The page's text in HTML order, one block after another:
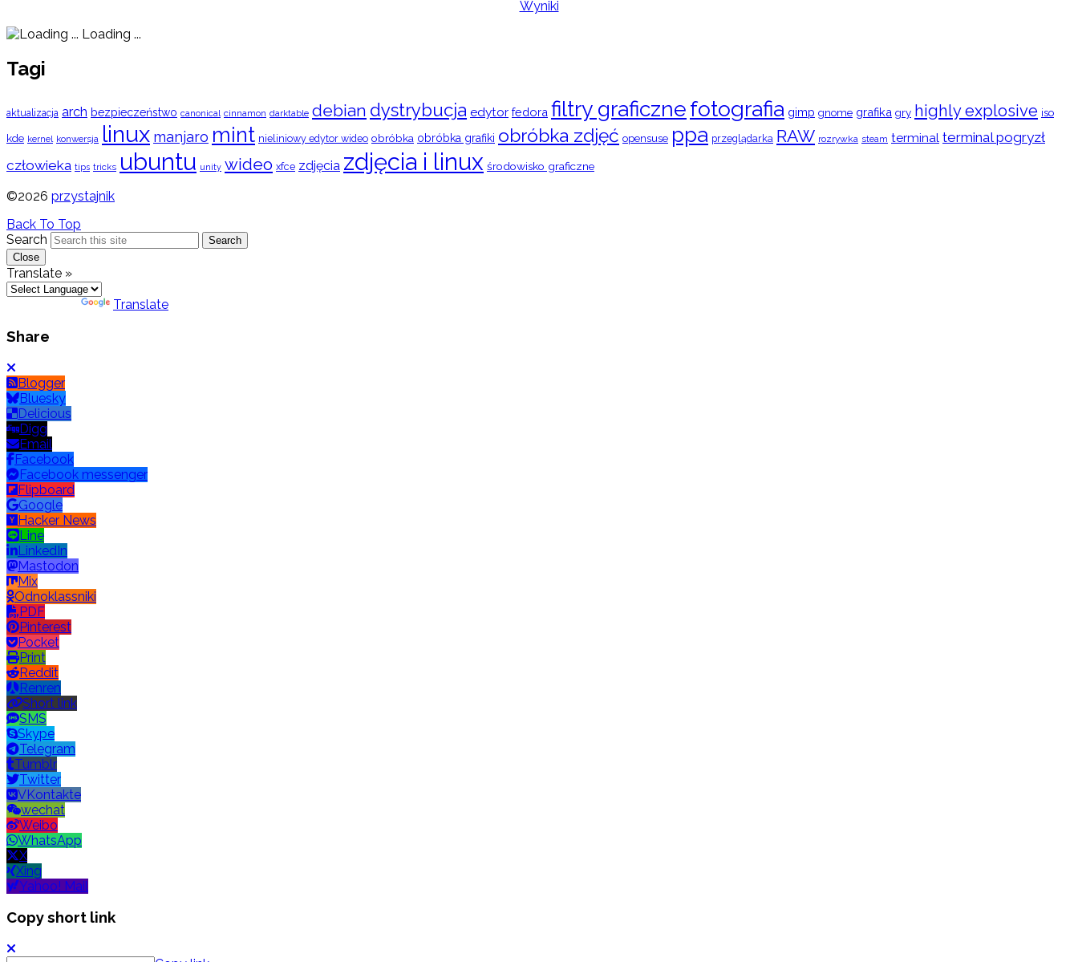
Wyniki
Loading ...
Tagi
aktualizacja arch bezpieczeństwo canonical cinnamon darktable debian dystrybucja edytor fedora filtry graficznefotografia gimp gnome grafika gry highly explosive iso
kde kernel konwersja linux manjaro mint nieliniowy edytor wideo obróbka obróbka grafiki obróbka zdjęć opensuse ppa przeglądarka RAW rozrywka steam terminal terminal pogryzł
człowieka tips tricks ubuntu unity wideo xfce zdjęcia zdjęcia i linux środowisko graficzne
©2026 przystajnik
Back To Top
Search
Search
Close
Translate »
Translate
Share
Blogger
Bluesky
Delicious
Digg
Email
Facebook
Facebook messenger
Flipboard
Google
Hacker News
Line
LinkedIn
Mastodon
Mix
Odnoklassniki
PDF
Pinterest
Pocket
Print
Reddit
Renren
Short link
SMS
Skype
Telegram
Tumblr
Twitter
VKontakte
wechat
Weibo
WhatsApp
X
Xing
Yahoo! Mail
Copy short link